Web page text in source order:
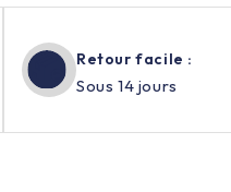
Retour facile :
Sous 14 jours